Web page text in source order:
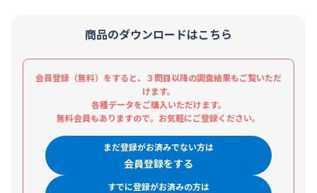
商品のダウンロードはこちら
会員登録（無料）をすると、３問目以降の調査結果もご覧いただ
けます。
各種データをご購入いただけます。
無料会員もありますので。お気軽にご登録ください。
まだ登録がお済みでない方は
会員登録をする
すでに登録がお済みの方は